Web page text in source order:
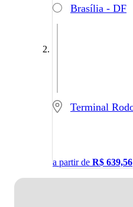
Brasília - DF
a partir de R$ 639,56